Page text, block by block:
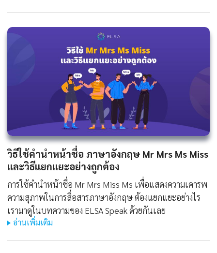
วิธีใช้คํานําหน้าชื่อ ภาษาอังกฤษ Mr Mrs Ms Miss
และวิธีแยกแยะอย่างถูกต้อง
การใช้คำนำหน้าชื่อ Mr Mrs Miss Ms เพื่อแสดงความเคารพ
ความสุภาพในการสื่อสารภาษาอังกฤษ ต้องแยกแยะอย่างไร
เรามาดูในบทความของ ELSA Speak ด้วยกันเลย
อ่านเพิ่มเติม